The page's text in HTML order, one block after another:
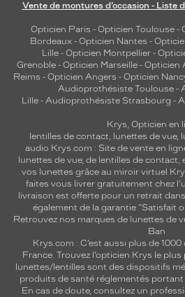
Vente de montures d’occasion - Liste
Opticien Paris - Opticien Toulouse-
Bordeaux- Opticien Nantes -
Lille - Opticien Montpellier -
Grenoble - Opticien Marseille - Opticien
Reims - Opticien Angers - Opticien
Audioprothésiste Toulouse-
Lille- Audioprothésiste Strasbourg -
Krys, Opticien en
lentilles de contact, lunettes de vue,
audio Krys.com : Site de vente en
lunettes de vue, de lentilles de contact,
vos lunettes grâce au miroir virtuel
faites vous livrer gratuitement chez
livraison est offerte pour un retrait
également de la garantie "Satisfait
Retrouvez nos marques de lunettes de
Ban
Krys.com : C’est aussi plus de
France. Trouvez l’opticien Krys le
lunettes/lentilles sont des dispositifs
produits de santé réglementés portant
En cas de doute, consultez un